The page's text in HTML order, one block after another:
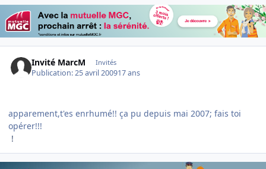
Invité MarcM Invités
Publication:25 avril 200917 ans
apparement,t'es enrhumé!! ça pu depuis mai 2007; fais toi
opérer!!!
!